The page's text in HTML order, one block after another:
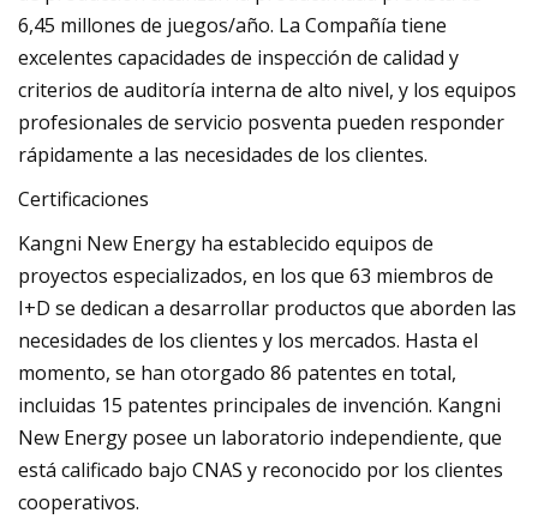
6,45 millones de juegos/año. La Compañía tiene
excelentes capacidades de inspección de calidad y
criterios de auditoría interna de alto nivel, y los equipos
profesionales de servicio posventa pueden responder
rápidamente a las necesidades de los clientes.
Certificaciones
Kangni New Energy ha establecido equipos de
proyectos especializados, en los que 63 miembros de
I+D se dedican a desarrollar productos que aborden las
necesidades de los clientes y los mercados. Hasta el
momento, se han otorgado 86 patentes en total,
incluidas 15 patentes principales de invención. Kangni
New Energy posee un laboratorio independiente, que
está calificado bajo CNAS y reconocido por los clientes
cooperativos.